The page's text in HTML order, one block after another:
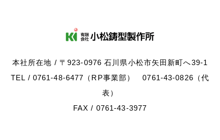
本社所在地 / 〒923-0976 石川県小松市矢田新町へ39-1
TEL / 0761-48-6477（RP事業部） 0761-43-0826（代
表）
FAX / 0761-43-3977